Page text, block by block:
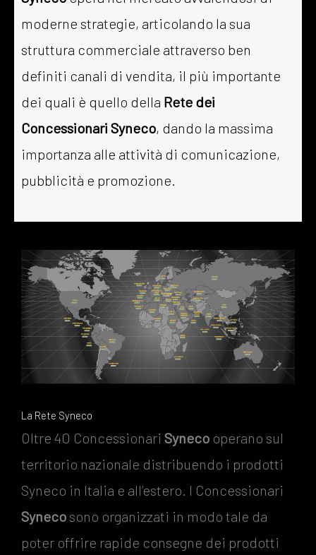
moderne strategie, articolando la sua
struttura commerciale attraverso ben
definiti canali di vendita, il più importante
dei quali è quello della Rete dei
Concessionari Syneco, dando la massima
importanza alle attività di comunicazione,
pubblicità e promozione.
La Rete Syneco
Oltre 4O Concessionari Syneco operano sul
territorio nazionale distribuendo i prodotti
Syneco in Italia e all’estero. I Concessionari
Syneco sono organizzati in modo tale da
poter offrire rapide consegne dei prodotti